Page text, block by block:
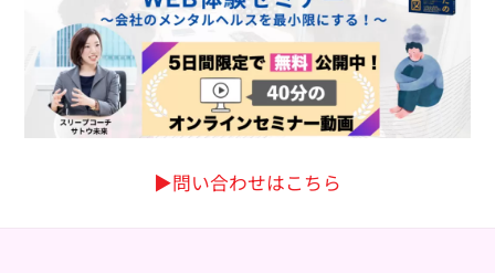
▶︎問い合わせはこちら